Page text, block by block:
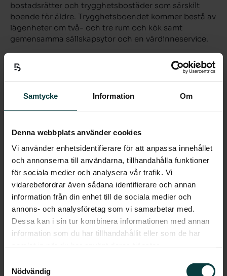
Samtycke Information Om
Denna webbplats använder cookies
Vi använder enhetsidentifierare för att anpassa innehållet
och annonserna till användarna, tillhandahålla funktioner
för sociala medier och analysera vår trafik. Vi
vidarebefordrar även sådana identifierare och annan
information från din enhet till de sociala medier och
annons- och analysföretag som vi samarbetar med.
Dessa kan i sin tur kombinera informationen med annan
information som du har tillhandahållit eller som de har
Nödvändig
bostadsrätter och trygghetsbostäder som särskilt
boende för äldre. Trygghetsboendet kommer bestå av
lägenheter om två- och tre rum och kök samt
gemensamma sällskapsytor och en värdinneservice.
Vi ser ett stort behov av nya bostäder anpassade för
äldre. Staffanstorps kommun har infört LOV (lagen om
valfrihet) för särskilt boende för äldre vilket innebär fri
konkurrens på äldreboendemarknaden. I expansiva
tillfredsställer den breda målgruppens behov av både
äldreboende och framförallt trygghetsbostäder.
- ”SHH Samhällsfastigheters ambition, att bygga en
plattform för långsiktigt ägande och förvaltning av
egenutvecklade samhällsfastigheter, går nu in i en ny
fas. Projektet i Hjärup kommer efter färdigställande
att långsiktigt ägas och förvaltas av SHH”, säger
Fredrik Alvarsson, VD SHH Samhällsfastigheter.
För mer information